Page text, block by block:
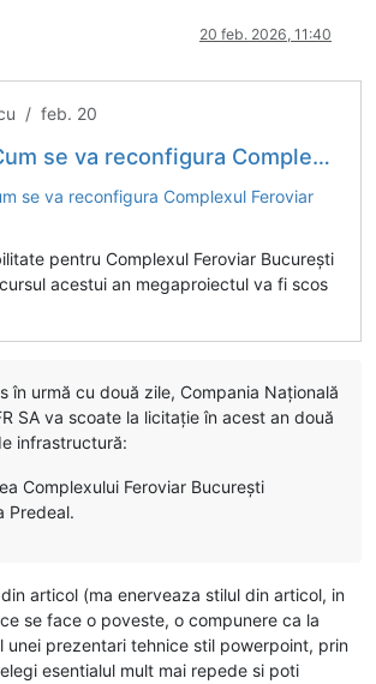
20 feb. 2026, 11:40
/ feb. 20
va reconfigura Complexul Feroviar București
pentru Complexul Feroviar București
acestui an megaproiectul va fi scos
în urmă cu două zile, Compania Națională
SA va scoate la licitație în acest an două
infrastructură:
Complexului Feroviar București
Predeal.
articol (ma enerveaza stilul din articol, in
se face o poveste, o compunere ca la
unei prezentari tehnice stil powerpoint, prin
esentialul mult mai repede si poti